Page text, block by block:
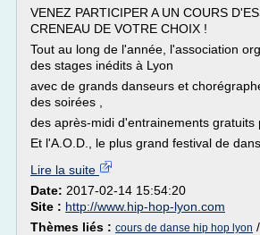
VENEZ PARTICIPER A UN COURS
CRENEAU DE VOTRE CHOIX !
Tout au long de l'année, l'association
des stages inédits à Lyon
avec de grands danseurs et
des soirées ,
des après-midi d'entrainements gratuits
Et l'A.O.D., le plus grand festival de
Lire la suite
Date: 2017-02-14 15:54:20
Site : http://www.hip-hop-lyon.com
Thèmes liés : cours de danse hip hop lyon /